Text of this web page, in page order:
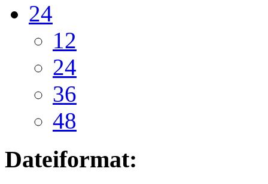
24
12
24
36
48
Dateiformat: